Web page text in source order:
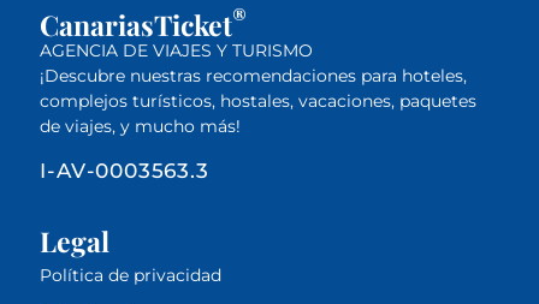
CanariasTicket®
AGENCIA DE VIAJES Y TURISMO
¡Descubre nuestras recomendaciones para hoteles,
complejos turísticos, hostales, vacaciones, paquetes
de viajes, y mucho más!
I-AV-0003563.3
Legal
Política de privacidad